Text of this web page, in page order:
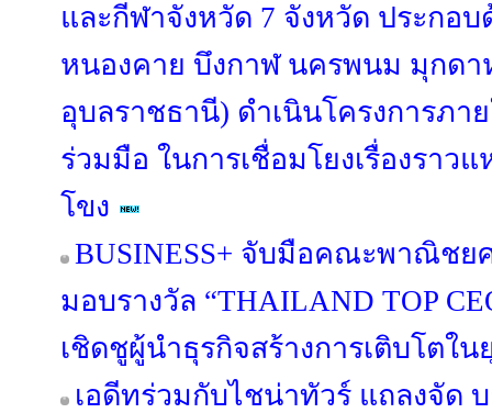
และกีฬาจังหวัด 7 จังหวัด ประกอบ
หนองคาย บึงกาฬ นครพนม มุกดา
อุบลราชธานี) ดำเนินโครงการภ
ร่วมมือ ในการเชื่อมโยงเรื่องราว
โขง
BUSINESS+ จับมือคณะพาณิชย
มอบรางวัล “THAILAND TOP
เชิดชูผู้นำธุรกิจสร้างการเติบโตใน
เอดีทร่วมกับไชน่าทัวร์ แถลงจัด